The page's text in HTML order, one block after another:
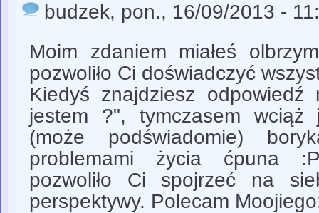
budzek, pon., 16/09/2013 -
Moim zdaniem miałeś
pozwoliło Ci doświadczyć
Kiedyś znajdziesz odpowiedź
jestem ?", tymczasem
(może podświadomie)
problemami życia ćpuna
pozwoliło Ci spojrzeć na
perspektywy. Polecam